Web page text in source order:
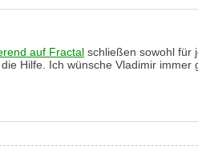
auf Fractal schließen sowohl für
Hilfe. Ich wünsche Vladimir immer